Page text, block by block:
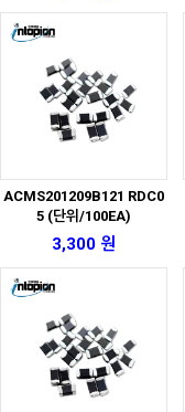
ACMS201209B121 RDC0
5 (단위/100EA)
3,300 원